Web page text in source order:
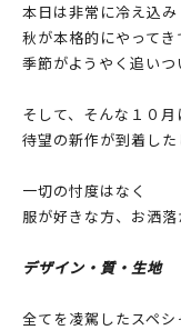
本日は非常に冷え込み
秋が本格的にやって
季節がようやく追いつ
そして、そんな１０月
待望の新作が到着した
一切の忖度はなく
服が好きな方、お洒
デザイン・質・生地
全てを凌駕したスペシ